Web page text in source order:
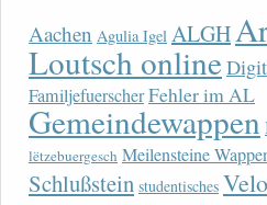
Aachen Agulia Igel ALGH
Loutsch online
FamiljefuerscherFehler im AL
Gemeindewappen
lëtzebuergesch Meilensteine
Schlußstein studentisches Velo